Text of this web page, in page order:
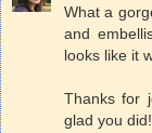
What a
and
looks like it
Thanks for
glad you